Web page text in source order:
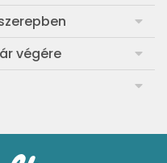
télre
végére